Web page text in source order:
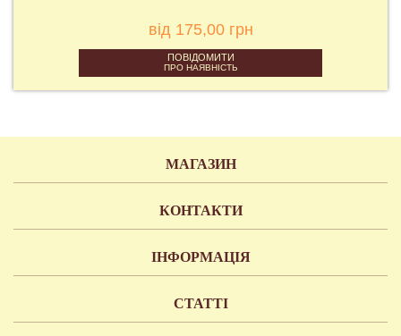
від 175,00 грн
ПОВІДОМИТИ
ПРО НАЯВНІСТЬ
МАГАЗИН
КОНТАКТИ
ІНФОРМАЦІЯ
СТАТТІ